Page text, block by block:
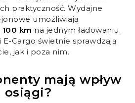
praktyczność. Wydajne
umożliwiają
100 km na jednym ładowaniu.
E-Cargo świetnie sprawdzają
jak i poza nim.
mają wpływ
osiągi?